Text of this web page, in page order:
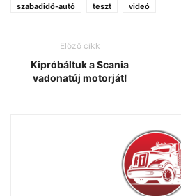
szabadidő-autó
teszt videó
Előző cikk
Kipróbáltuk a Scania
vadonatúj motorját!